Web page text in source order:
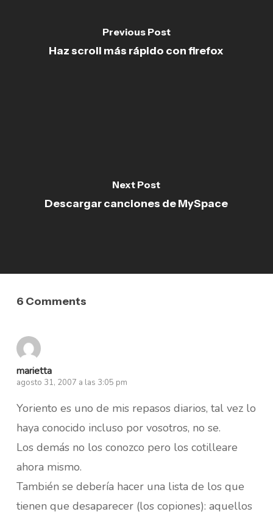
Previous Post
Haz scroll más rápido con firefox
Next Post
Descargar canciones de MySpace
6 Comments
marietta
agosto 31, 2007 a las 3:05 pm
Yoriento es uno de mis repasos diarios, tal vez lo
haya conocido incluso por vosotros, no se.
Los demás no los conozco pero los cotilleare
ahora mismo.
También se debería hacer una lista de los que
tienen que desaparecer (los copiones): aquellos